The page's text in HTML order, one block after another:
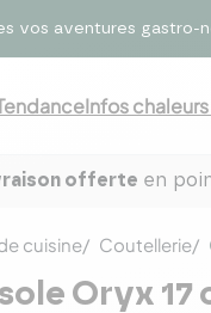
vos aventures gastro-
Infos chaleurs
offerte en
cuisine Coutellerie
Oryx 17